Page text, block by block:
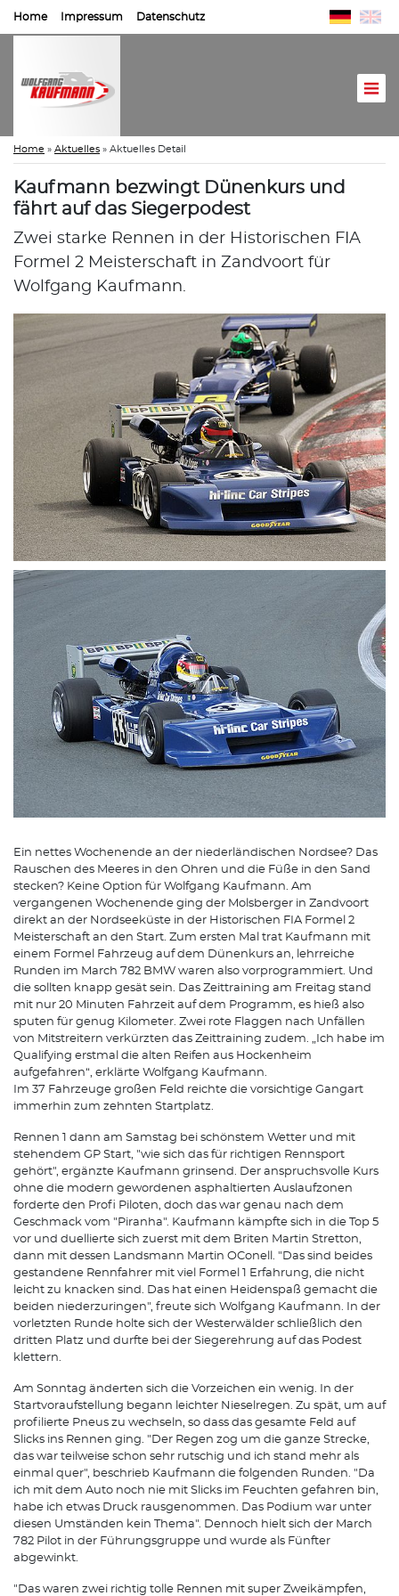
Home Impressum Datenschutz
Home » Aktuelles » Aktuelles Detail
Kaufmann bezwingt Dünenkurs und
fährt auf das Siegerpodest
Zwei starke Rennen in der Historischen FIA
Formel 2 Meisterschaft in Zandvoort für
Wolfgang Kaufmann.
Ein nettes Wochenende an der niederländischen Nordsee? Das
Rauschen des Meeres in den Ohren und die Füße in den Sand
stecken? Keine Option für Wolfgang Kaufmann. Am
vergangenen Wochenende ging der Molsberger in Zandvoort
direkt an der Nordseeküste in der Historischen FIA Formel 2
Meisterschaft an den Start. Zum ersten Mal trat Kaufmann mit
einem Formel Fahrzeug auf dem Dünenkurs an, lehrreiche
Runden im March 782 BMW waren also vorprogrammiert. Und
die sollten knapp gesät sein. Das Zeittraining am Freitag stand
mit nur 20 Minuten Fahrzeit auf dem Programm, es hieß also
sputen für genug Kilometer. Zwei rote Flaggen nach Unfällen
von Mitstreitern verkürzten das Zeittraining zudem. „Ich habe im
Qualifying erstmal die alten Reifen aus Hockenheim
aufgefahren“, erklärte Wolfgang Kaufmann.
Im 37 Fahrzeuge großen Feld reichte die vorsichtige Gangart
immerhin zum zehnten Startplatz.
Rennen 1 dann am Samstag bei schönstem Wetter und mit
stehendem GP Start, "wie sich das für richtigen Rennsport
gehört", ergänzte Kaufmann grinsend. Der anspruchsvolle Kurs
ohne die modern gewordenen asphaltierten Auslaufzonen
forderte den Profi Piloten, doch das war genau nach dem
Geschmack vom "Piranha". Kaufmann kämpfte sich in die Top 5
vor und duellierte sich zuerst mit dem Briten Martin Stretton,
dann mit dessen Landsmann Martin O´Conell. "Das sind beides
gestandene Rennfahrer mit viel Formel 1 Erfahrung, die nicht
leicht zu knacken sind. Das hat einen Heidenspaß gemacht die
beiden niederzuringen", freute sich Wolfgang Kaufmann. In der
vorletzten Runde holte sich der Westerwälder schließlich den
dritten Platz und durfte bei der Siegerehrung auf das Podest
klettern.
Am Sonntag änderten sich die Vorzeichen ein wenig. In der
Startvoraufstellung begann leichter Nieselregen. Zu spät, um auf
profilierte Pneus zu wechseln, so dass das gesamte Feld auf
Slicks ins Rennen ging. "Der Regen zog um die ganze Strecke,
das war teilweise schon sehr rutschig und ich stand mehr als
einmal quer", beschrieb Kaufmann die folgenden Runden. "Da
ich mit dem Auto noch nie mit Slicks im Feuchten gefahren bin,
habe ich etwas Druck rausgenommen. Das Podium war unter
diesen Umständen kein Thema". Dennoch hielt sich der March
782 Pilot in der Führungsgruppe und wurde als Fünfter
abgewinkt.
"Das waren zwei richtig tolle Rennen mit super Zweikämpfen,